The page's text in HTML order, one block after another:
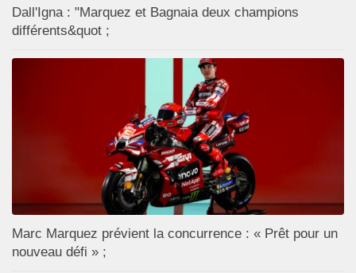
Dall'Igna : "Marquez et Bagnaia deux champions
différents&quot ;
Marc Marquez prévient la concurrence : « Prêt pour un
nouveau défi » ;